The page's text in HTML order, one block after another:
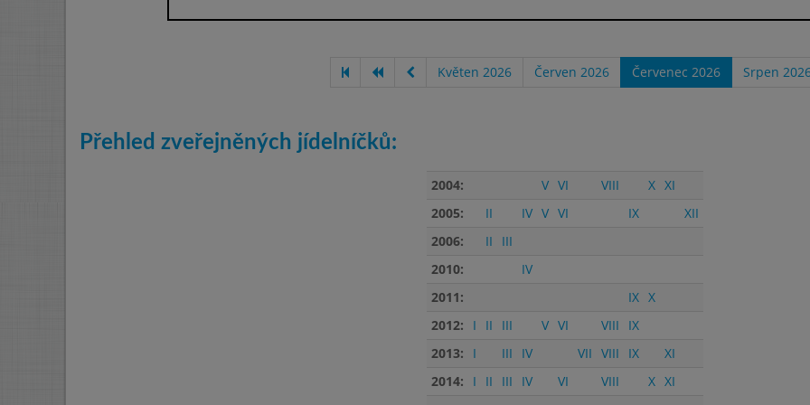
Květen 2026 Červen 2026 Červenec 2026 Srpen
Přehled zveřejněných jídelníčků:
2004: V VI VIII X XI
2005:
II IV V VI IX
XII
2006:
II
III
2010:
IV
2011:
IX X
2012:
I II III V VI VIII
IX
2013:
I III IV VII VIII IX
XI
2014:
I II III IV VI VIII X XI